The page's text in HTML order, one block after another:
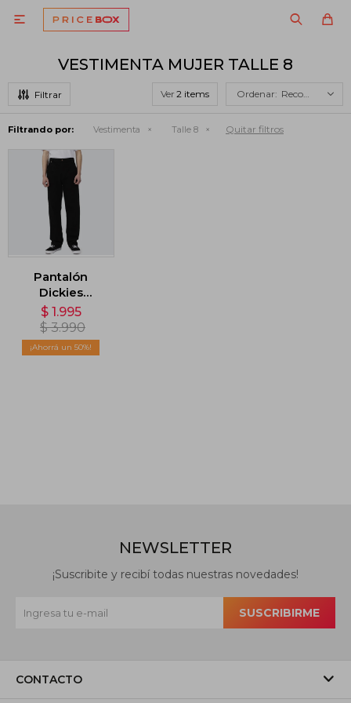

VESTIMENTA MUJER TALLE 8
Ver Recomendados
Filtrando por: Vestimenta Talle 8 Quitar filtros
Pantalón
Dickies
Thomasville
Regular Fit -
Negro
$ 1.995
$ 3.990
50
CONTACTO
NEWSLETTER
¡Suscribite y recibí todas nuestras novedades!
SUSCRIBIRME